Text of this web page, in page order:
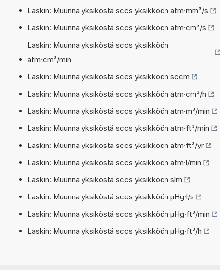
Laskin: Muunna yksiköstä sccs yksikköön atm·mm³/s
Laskin: Muunna yksiköstä sccs yksikköön atm·cm³/s
Laskin: Muunna yksiköstä sccs yksikköön
atm·cm³/min
Laskin: Muunna yksiköstä sccs yksikköön sccm
Laskin: Muunna yksiköstä sccs yksikköön atm·cm³/h
Laskin: Muunna yksiköstä sccs yksikköön atm·m³/min
Laskin: Muunna yksiköstä sccs yksikköön atm·ft³/min
Laskin: Muunna yksiköstä sccs yksikköön atm·ft³/yr
Laskin: Muunna yksiköstä sccs yksikköön atm·l/min
Laskin: Muunna yksiköstä sccs yksikköön slm
Laskin: Muunna yksiköstä sccs yksikköön µHg·l/s
Laskin: Muunna yksiköstä sccs yksikköön µHg·ft³/min
Laskin: Muunna yksiköstä sccs yksikköön µHg·ft³/h